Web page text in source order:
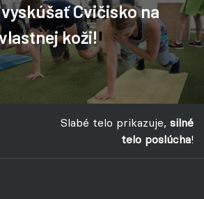
Cvičisko na
koži!
Slabé telo prikazuje, silné
telo poslúcha!